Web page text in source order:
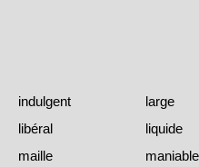
indulgent
large
libéral
liquide
maille
maniable